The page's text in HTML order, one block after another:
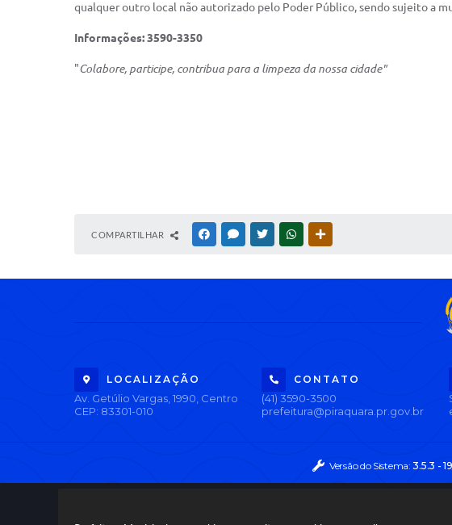
qualquer outro local não autorizado pelo Poder Público, sendo sujeito a
Informações: 3590-3350
"Colabore, participe, contribua para a limpeza da nossa cidade"
COMPARTILHAR FACEBOOKMESSENGER
TWITTERWHATSAPP
LOCALIZAÇÃO
Av. Getúlio Vargas, 1990, Centro
CEP: 83301-010
CONTATO
(41) 3590-3500
prefeitura@piraquara.pr.gov.br
Versão do Sistema:3.5.3 -